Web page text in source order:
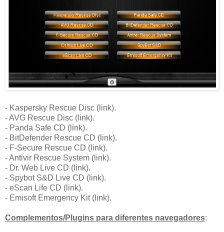
- Kaspersky Rescue Disc (link).
- AVG Rescue Disc (link).
- Panda Safe CD (link).
- BitDefender Rescue CD (link).
- F-Secure Rescue CD (link).
- Antivir Rescue System (link).
- Dr. Web Live CD (link).
- Spybot S&D Live CD (link).
- eScan Life CD (link).
- Emisoft Emergency Kit (link).
Complementos/Plugins para diferentes navegadores: